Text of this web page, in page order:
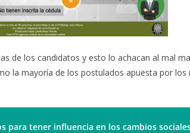
de los candidatos y esto lo achacan al mal
la mayoría de los postulados apuesta por los
para tener influencia en los cambios